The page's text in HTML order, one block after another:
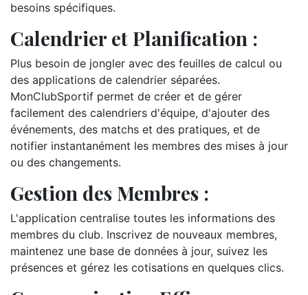
besoins spécifiques.
Calendrier et Planification :
Plus besoin de jongler avec des feuilles de calcul ou
des applications de calendrier séparées.
MonClubSportif permet de créer et de gérer
facilement des calendriers d'équipe, d'ajouter des
événements, des matchs et des pratiques, et de
notifier instantanément les membres des mises à jour
ou des changements.
Gestion des Membres :
L'application centralise toutes les informations des
membres du club. Inscrivez de nouveaux membres,
maintenez une base de données à jour, suivez les
présences et gérez les cotisations en quelques clics.